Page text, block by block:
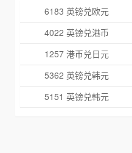
6183 英镑兑欧元
4022 英镑兑港币
1257 港币兑日元
5362 英镑兑韩元
5151 英镑兑韩元